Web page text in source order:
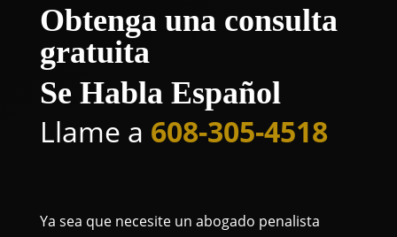
Obtenga una consulta
gratuita
Se Habla Español
Llame a 608-305-4518
Ya sea que necesite un abogado penalista